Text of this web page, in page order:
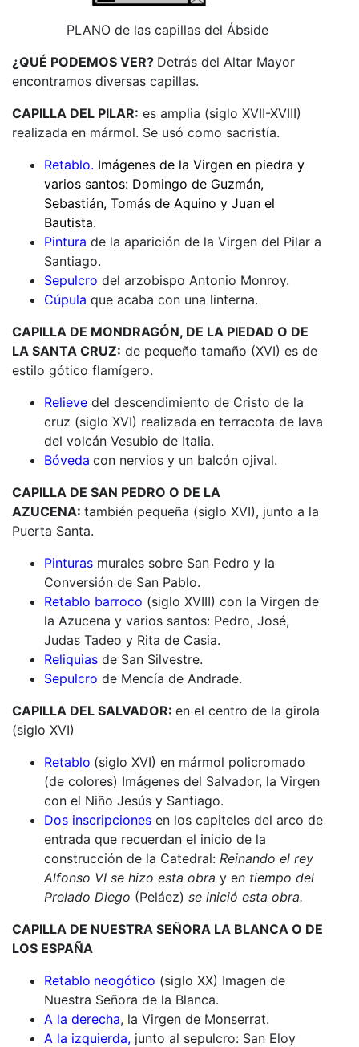
PLANO de las capillas del Ábside
¿QUÉ PODEMOS VER? Detrás del Altar Mayor
encontramos diversas capillas.
CAPILLA DEL PILAR: es amplia (siglo XVII-XVIII)
realizada en mármol. Se usó como sacristía.
Retablo. Imágenes de la Virgen en piedra y
varios santos: Domingo de Guzmán,
Sebastián, Tomás de Aquino y Juan el
Bautista.
Pintura de la aparición de la Virgen del Pilar a
Santiago.
Sepulcro del arzobispo Antonio Monroy.
Cúpula que acaba con una linterna.
CAPILLA DE MONDRAGÓN, DE LA PIEDAD O DE
LA SANTA CRUZ: de pequeño tamaño (XVI) es de
estilo gótico flamígero.
Relieve del descendimiento de Cristo de la
cruz (siglo XVI) realizada en terracota de lava
del volcán Vesubio de Italia.
Bóveda con nervios y un balcón ojival.
CAPILLA DE SAN PEDRO O DE LA
AZUCENA: también pequeña (siglo XVI), junto a la
Puerta Santa.
Pinturas murales sobre San Pedro y la
Conversión de San Pablo.
Retablo barroco (siglo XVIII) con la Virgen de
la Azucena y varios santos: Pedro, José,
Judas Tadeo y Rita de Casia.
Reliquias de San Silvestre.
Sepulcro de Mencía de Andrade.
CAPILLA DEL SALVADOR: en el centro de la girola
(siglo XVI)
Retablo (siglo XVI) en mármol policromado
(de colores) Imágenes del Salvador, la Virgen
con el Niño Jesús y Santiago.
Dos inscripciones en los capiteles del arco de
entrada que recuerdan el inicio de la
construcción de la Catedral: Reinando el rey
Alfonso VI se hizo esta obra y en tiempo del
Prelado Diego (Peláez) se inició esta obra.
CAPILLA DE NUESTRA SEÑORA LA BLANCA O DE
LOS ESPAÑA
Retablo neogótico (siglo XX) Imagen de
Nuestra Señora de la Blanca.
A la derecha, la Virgen de Monserrat.
A la izquierda, junto al sepulcro: San Eloy